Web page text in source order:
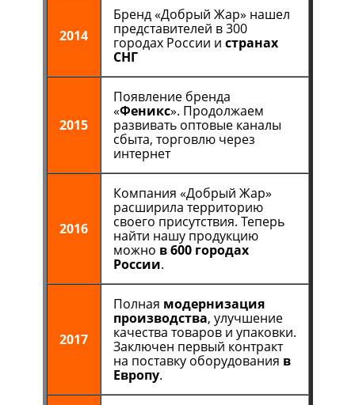
2014
Бренд «Добрый Жар» нашел
представителей в 300
городах России и странах
СНГ
2015
Появление бренда
«Феникс». Продолжаем
развивать оптовые каналы
сбыта, торговлю через
интернет
2016
Компания «Добрый Жар»
расширила территорию
своего присутствия. Теперь
найти нашу продукцию
можно в 600 городах
России.
2017
Полная модернизация
производства, улучшение
качества товаров и упаковки.
Заключен первый контракт
на поставку оборудования в
Европу.